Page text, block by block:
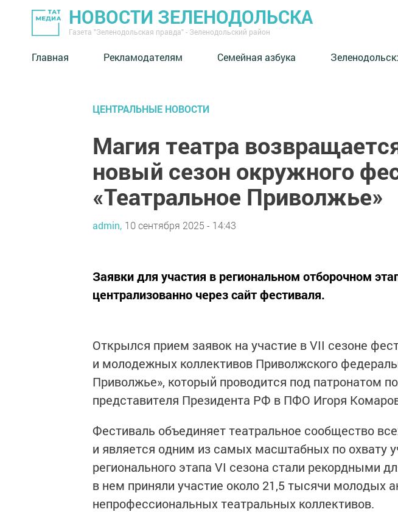
НОВОСТИ ЗЕЛЕНОДОЛЬСКА
Газета "Зеленодольская правда" - Зеленодольский район
Главная Рекламодателям Семейная азбука
ЦЕНТРАЛЬНЫЕ НОВОСТИ
Магия театра
новый сезон окружного
«Театральное Приволжье»
admin, 10 сентября 2025 - 14:43
Заявки для участия в региональном отборочном
централизованно через сайт фестиваля.
Открылся прием заявок на участие в VII сезоне
и молодежных коллективов Приволжского
Приволжье», который проводится под патронатом
представителя Президента РФ в ПФО Игоря
Фестиваль объединяет театральное сообщество
и является одним из самых масштабных по охвату
регионального этапа VI сезона стали рекордными
в нем приняли участие около 21,5 тысячи молодых
непрофессиональных театральных коллективов.